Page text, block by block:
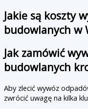
Jakie są koszty
budowlanych w
Jak zamówić
budowlanych
Aby zlecić wywóz
zwrócić uwagę na kilka